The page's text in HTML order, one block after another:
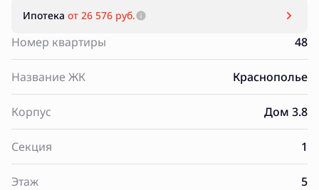
Ипотека от 26 576 руб.
Номер квартиры 48
Название ЖК Краснополье
Корпус Дом 3.8
Секция 1
Этаж 5